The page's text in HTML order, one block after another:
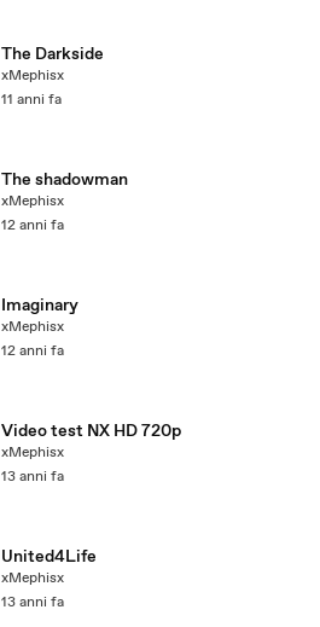
The Darkside
xMephisx
11 anni fa
The shadowman
xMephisx
12 anni fa
Imaginary
xMephisx
12 anni fa
Video test NX HD 720p
xMephisx
13 anni fa
United4Life
xMephisx
13 anni fa